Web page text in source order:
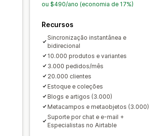
ou $490/ano (economia de 17%)
Recursos
Sincronização instantânea e
bidirecional
10.000 produtos e variantes
3.000 pedidos/mês
20.000 clientes
Estoque e coleções
Blogs e artigos (3.000)
Metacampos e metaobjetos (3.000)
Suporte por chat e e-mail +
Especialistas no Airtable